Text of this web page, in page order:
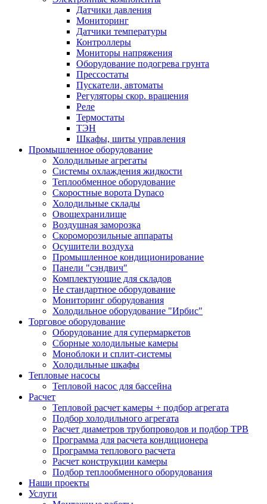
Датчики давления
Мониторинг
Датчики температуры
Контроллеры
Мониторы напряжения
Оборудование подогрева грунта
Прессостаты
Пускатели, автоматы
Регуляторы скор. вращения
Реле
Термостаты
ТЭН
Шкафы, шиты управления
Промышленное оборудование
Холодильные агрегаты
Системы охлаждения жидкости
Теплообменное оборудование
Скоростные ворота Dynaco
Холодильные склады
Овощехранилище
Воздушная заморозка
Скороморозильные аппараты
Осушители воздуха
Промышленное кондиционирование
Панели "сэндвич"
Комплектующие для складов
Не стандартное оборудование
Мониторинг оборудования
Холодильное оборудование "Ирбис"
Торговое оборудование
Оборудование для супермаркетов
Сборные холодильные камеры
Моноблоки и сплит-системы
Холодильные шкафы
Тепловые насосы
Тепловой насос для бассейна
Расчет
Тепловой расчет камеры + подбор агрегата
Подбор холодильного агрегата
Расчет диаметров трубопроводов и подбор ТРВ
Программа для расчета кондиционера
Программа теплового расчета
Расчет конструкции камеры
Подбор теплообменного оборудования
Наши проекты
Услуги